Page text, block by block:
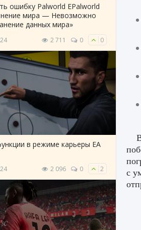
ошибку Palworld EPalworld
мира — Невозможно
данных мира»
2 711 0 0
в режиме карьеры EA
2 096 0 2
с